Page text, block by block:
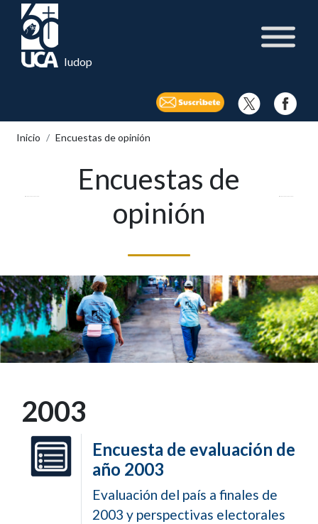
Iudop
Inicio Encuestas de opinión
Encuestas de
opinión
2003
Encuesta de evaluación de
año 2003
Evaluación del país a finales de
2003 y perspectivas electorales